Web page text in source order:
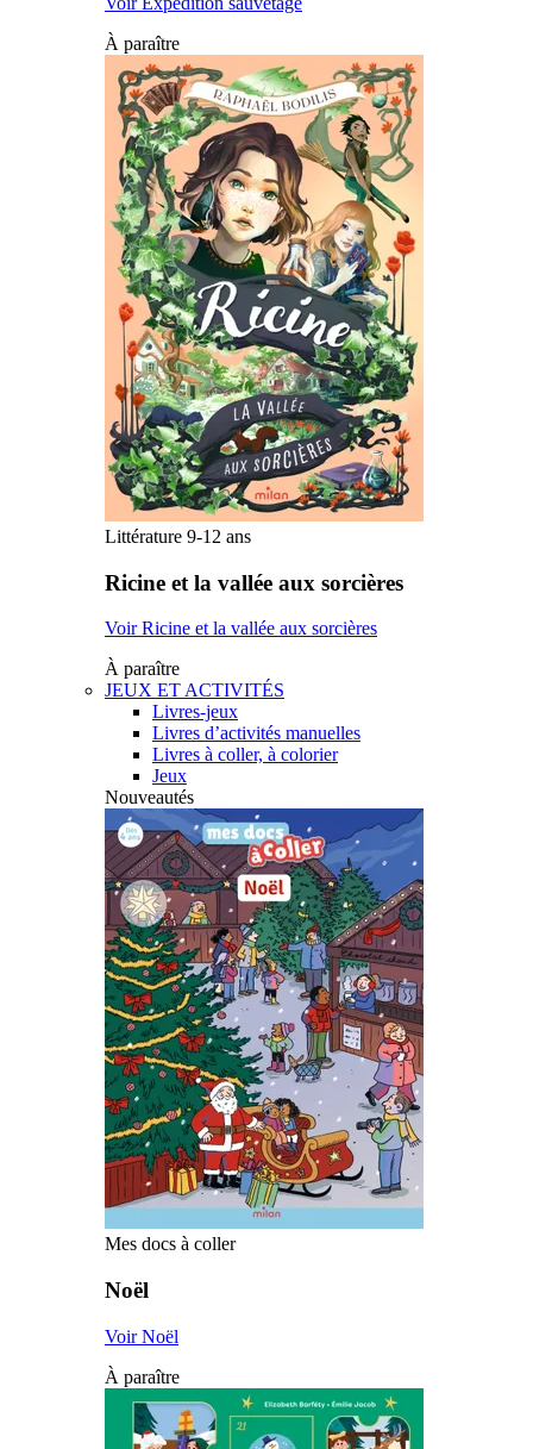
À paraître
Littérature 9-12 ans
Ricine et la vallée aux sorcières
Voir Ricine et la vallée aux sorcières
À paraître
JEUX ET ACTIVITÉS
Livres-jeux
Livres d’activités manuelles
Livres à coller, à colorier
Jeux
Nouveautés
Mes docs à coller
Noël
Voir Noël
À paraître